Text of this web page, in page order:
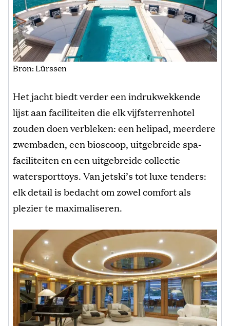
Bron: Lürssen
Het jacht biedt verder een indrukwekkende
lijst aan faciliteiten die elk vijfsterrenhotel
zouden doen verbleken: een helipad, meerdere
zwembaden, een bioscoop, uitgebreide spa-
faciliteiten en een uitgebreide collectie
watersporttoys. Van jetski’s tot luxe tenders:
elk detail is bedacht om zowel comfort als
plezier te maximaliseren.